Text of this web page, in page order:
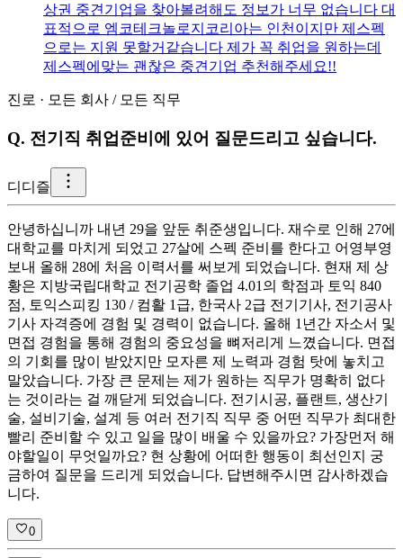
상권 중견기업을 찾아볼려해도 정보가 너무 없습니다 대
표적으로 엠코테크놀로지코리아는 인천이지만 제스펙
으로는 지원 못할거같습니다 제가 꼭 취업을 원하는데
제스펙에맞는 괜찮은 중견기업 추천해주세요!!
진로 · 모든 회사 / 모든 직무
Q. 전기직 취업준비에 있어 질문드리고 싶습니다.
디 디즐
안녕하십니까 내년 29을 앞둔 취준생입니다. 재수로 인해 27에
대학교를 마치게 되었고 27살에 스펙 준비를 한다고 어영부영
보내 올해 28에 처음 이력서를 써보게 되었습니다. 현재 제 상
황은 지방국립대학교 전기공학 졸업 4.01의 학점과 토익 840
점, 토익스피킹 130 / 컴활 1급, 한국사 2급 전기기사, 전기공사
기사 자격증에 경험 및 경력이 없습니다. 올해 1년간 자소서 및
면접 경험을 통해 경험의 중요성을 뼈저리게 느꼈습니다. 면접
의 기회를 많이 받았지만 모자른 제 노력과 경험 탓에 놓치고
말았습니다. 가장 큰 문제는 제가 원하는 직무가 명확히 없다
는 것이라는 걸 깨닫게 되었습니다. 전기시공, 플랜트, 생산기
술, 설비기술, 설계 등 여러 전기직 직무 중 어떤 직무가 최대한
빨리 준비할 수 있고 일을 많이 배울 수 있을까요? 가장먼저 해
야할일이 무엇일까요? 현 상황에 어떠한 행동이 최선인지 궁
금하여 질문을 드리게 되었습니다. 답변해주시면 감사하겠습
니다.
0